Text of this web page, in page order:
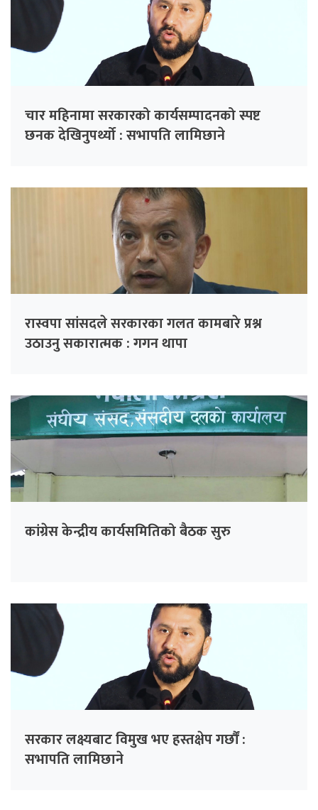
चार महिनामा सरकारको कार्यसम्पादनको स्पष्ट
छनक देखिनुपर्थ्यो : सभापति लामिछाने
रास्वपा सांसदले सरकारका गलत कामबारे प्रश्न
उठाउनु सकारात्मक : गगन थापा
कांग्रेस केन्द्रीय कार्यसमितिको बैठक सुरु
सरकार लक्ष्यबाट विमुख भए हस्तक्षेप गर्छौं :
सभापति लामिछाने